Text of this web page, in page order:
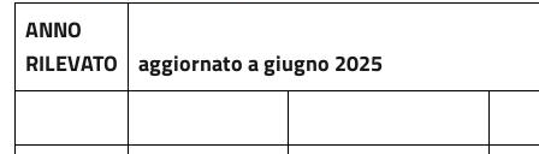
ANNO
RILEVATO
aggiornato a giugno 2025